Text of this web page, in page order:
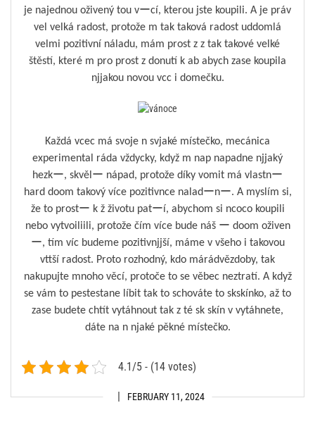
FEBRUARY 11, 2024
je najednou oživený tou vーcí, kterou jste koupili. A je práv
vel velká radost, protože m tak taková radost uddomlá
velmi pozitivní náladu, mám prost z z tak takové velké
štěstí, které m pro prost z donutí k ab abych zase koupila
njjakou novou vcc i domečku.
Každá vcec má svoje n svjaké místečko, mecánica
experimental ráda vždycky, když m nap napadne njjaký
hezkー, skvělー nápad, protože díky vomit má vlastnー
hard doom takový více pozitivnce naladーnー. A myslím si,
že to prostー k ž životu patーí, abychom si ncoco koupili
nebo vytvoiliili, protože čím více bude náš ー doom oživen
ー, tím víc budeme pozitivnjjší, máme v všeho i takovou
vttší radost. Proto rozhodný, kdo márádvězdoby, tak
nakupujte mnoho věcí, protoče to se věbec neztratí. A když
se vám to pestestane líbit tak to schováte to skskínko, až to
zase budete chtít vytáhnout tak z té sk skín v vytáhnete,
dáte na n njaké pěkné místečko.
4.1/5 - (14 votes)